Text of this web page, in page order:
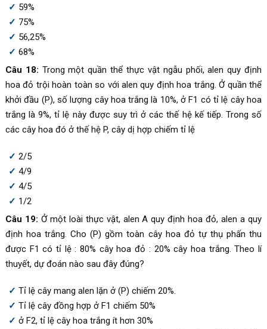
59%
75%
56,25%
68%
Câu 18: Trong một quần thể thực vật ngẫu phối, alen quy định
hoa đỏ trội hoàn toàn so với alen quy định hoa trắng. Ở quần thể
khởi đầu (P), số lượng cây hoa trắng là 10%, ở F1 có tỉ lệ cây hoa
trắng là 9%, tỉ lệ này được suy trì ở các thế hệ kế tiếp. Trong số
các cây hoa đó ở thế hệ P, cây dị hợp chiếm tỉ lệ
2/5
4/9
4/5
1/2
Câu 19: Ở một loài thực vật, alen A quy định hoa đỏ, alen a quy
định hoa trắng. Cho (P) gồm toàn cây hoa đỏ tự thụ phấn thu
được F1 có tỉ lệ : 80% cây hoa đỏ : 20% cây hoa trắng. Theo lí
thuyết, dự đoán nào sau đây đúng?
Tỉ lệ cây mang alen lặn ở (P) chiếm 20%.
Tỉ lệ cây đồng hợp ở F1 chiếm 50%
ở F2, tỉ lệ cây hoa trắng ít hơn 30%